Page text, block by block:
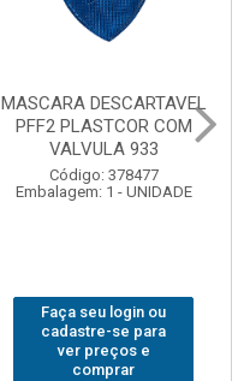
MASCARA DESCARTAVEL
PFF2 PLASTCOR COM
VALVULA 933
Código: 378477
Embalagem: 1 - UNIDADE
Faça seu login ou
cadastre-se para
ver preços e
comprar